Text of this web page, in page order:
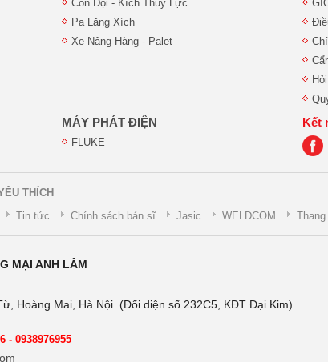
Con Đội - Kích Thủy Lực
Pa Lăng Xích
Xe Nâng Hàng - Palet
MÁY PHÁT ĐIỆN
FLUKE
Kết
THÍCH
Tin tức Chính sách bán sĩ Jasic WELDCOM Thang
MẠI ANH LÂM
Hoàng Mai, Hà Nội (Đối diện số 232C5, KĐT Đại Kim)
- 0938976955